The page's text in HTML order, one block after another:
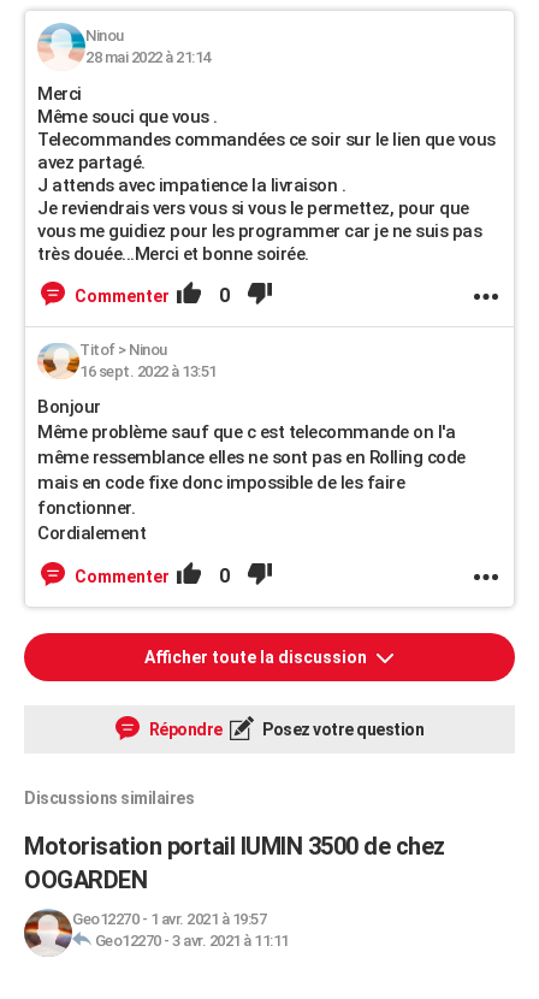
Ninou
28 mai 2022 à 21:14
Merci
Même souci que vous .
Telecommandes commandées ce soir sur le lien que vous
avez partagé.
J attends avec impatience la livraison .
Je reviendrais vers vous si vous le permettez, pour que
vous me guidiez pour les programmer car je ne suis pas
très douée...Merci et bonne soirée.
Commenter 0
Titof> Ninou
16 sept. 2022 à 13:51
Bonjour
Même problème sauf que c est telecommande on l'a
même ressemblance elles ne sont pas en Rolling code
mais en code fixe donc impossible de les faire
fonctionner.
Cordialement
Commenter 0
Afficher toute la discussion
Répondre Posez votre question
Discussions similaires
Motorisation portail IUMIN 3500 de chez
OOGARDEN
Geo12270- 1 avr. 2021 à 19:57
Geo12270- 3 avr. 2021 à 11:11